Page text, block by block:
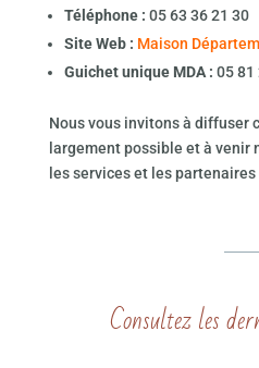
Téléphone : 05 63 36 21 30
Site Web : Maison
Guichet unique MDA : 05 81
Nous vous invitons à diffuser
largement possible et à venir
les services et les partenaires
Consultez les